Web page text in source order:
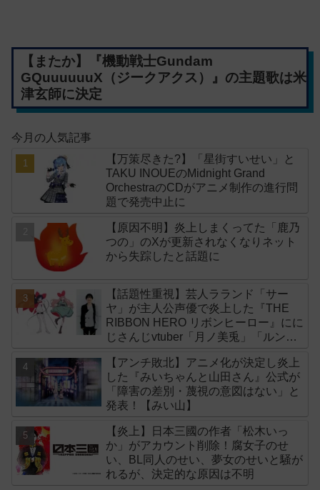
【またか】『機動戦士Gundam
GQuuuuuuX（ジークアクス）』の主題歌は米
津玄師に決定
今月の人気記事
【万策尽きた?】「星街すいせい」と
TAKU INOUEのMidnight Grand
OrchestraのCDがアニメ制作の進行問
題で発売中止に
【原因不明】炎上しまくってた「鹿乃
つの」のXが更新されなくなりネット
から失踪したと話題に
【話題性重視】芸人ラランド「サー
ヤ」が主人公声優で炎上した『THE
RIBBON HERO リボンヒーロー』にに
じさんじvtuber「月ノ美兎」「ルンル
【アンチ敗北】アニメ化が決定し炎上
した『みいちゃんと山田さん』公式が
「障害の差別・蔑視の意図はない」と
発表！【みい山】
【炎上】日本三國の作者「松木いっ
か」がアカウント削除！腐女子のせ
い、BL同人のせい、夢女のせいと騒が
れるが、決定的な原因は不明